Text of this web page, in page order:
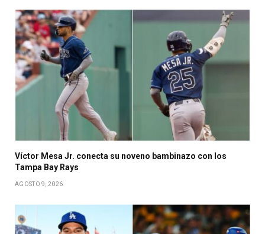
Víctor Mesa Jr. conecta su noveno bambinazo con los
Tampa Bay Rays
AGOSTO 9, 2026